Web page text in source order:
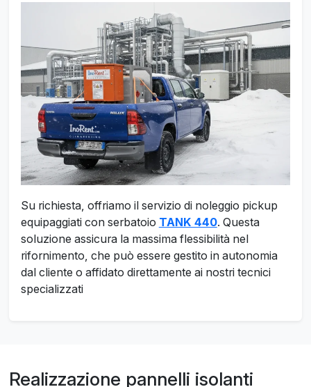
Su richiesta, offriamo il servizio di noleggio pickup
equipaggiati con serbatoio TANK 440. Questa
soluzione assicura la massima flessibilità nel
rifornimento, che può essere gestito in autonomia
dal cliente o affidato direttamente ai nostri tecnici
specializzati
Realizzazione pannelli isolanti